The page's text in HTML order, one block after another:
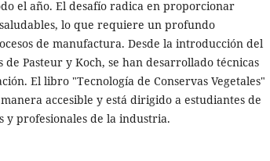
el año. El desafío radica en proporcionar
lo que requiere un profundo
de manufactura. Desde la introducción del
de Pasteur y Koch, se han desarrollado técnicas
El libro "Tecnología de Conservas Vegetales"
accesible y está dirigido a estudiantes de
y profesionales de la industria.